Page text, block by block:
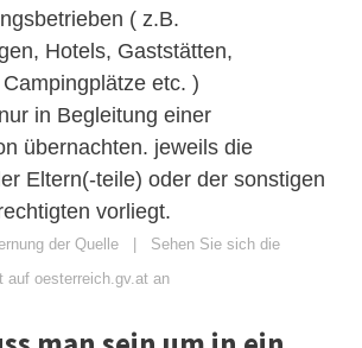
( z.B.
Hotels, Gaststätten,
etc. )
in Begleitung einer
übernachten. jeweils die
Eltern(-teile) oder der sonstigen
vorliegt.
der Quelle | Sehen Sie sich die
auf oesterreich.gv.at an